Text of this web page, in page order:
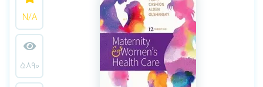
N/A
5890